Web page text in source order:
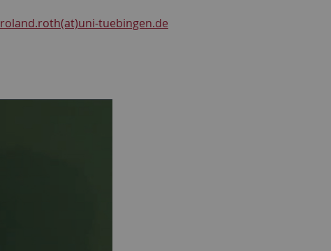
roland.roth(at)uni-tuebingen.de